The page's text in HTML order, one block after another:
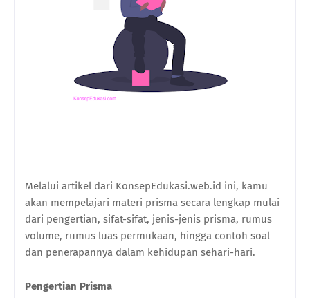
Melalui artikel dari KonsepEdukasi.web.id ini, kamu
akan mempelajari materi prisma secara lengkap mulai
dari pengertian, sifat-sifat, jenis-jenis prisma, rumus
volume, rumus luas permukaan, hingga contoh soal
dan penerapannya dalam kehidupan sehari-hari.
Pengertian Prisma